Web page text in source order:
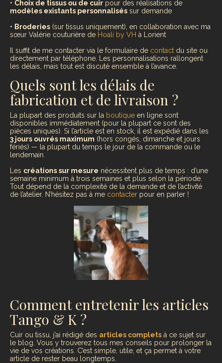
• Choix de tissus ou de cuir pour des réalisations de
modèles existants personnalisés sur demande
• Broderies (sur tissus uniquement), en collaboration avec ma
sœur Valérie couturière de Hoali by VH à Lorient
Il suffit de me contacter via le formulaire de contact du site ou
directement par téléphone. Les personnalisations rallongent
les délais, mais tout est discuté ensemble à l’avance.
Quels sont les délais de
fabrication et de livraison ?
La plupart des produits sur la boutique en ligne sont
disponibles immédiatement (pour la plupart ce sont des
pièces uniques). Si l’article est en stock, il est expédié dans les
3 jours ouvrés maximum (hors congés, dimanche et jours
fériés) — la plupart du temps le jour de la commande ou le
lendemain.
Les créations sur mesure nécessitent plus de temps : d’une
semaine minimum à trois semaines et plus selon la période.
Tout dépend de la complexité de la demande et de l’activité
de l’atelier. N’hésitez pas à me contacter pour en parler !
Comment entretenir les articles
Tango & K ?
Cuir ou tissu, j’ai rédigé des articles complets à ce sujet sur
le blog. Vous y trouverez tous mes conseils pour prolonger la
vie de vos créations. C’est simple, utile, et ça permet à votre
article de rester beau longtemps.